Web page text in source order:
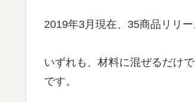
2019年3月現在、35商品リリー
いずれも、材料に混ぜるだけ
です。